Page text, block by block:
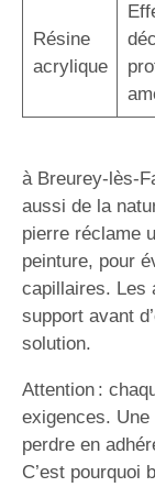
Résine
acrylique
à Breurey-lès-
aussi de la
pierre réclame
peinture, pour
capillaires. Les
support avant
solution.
Attention :
exigences. Une
perdre en
C’est pourquoi